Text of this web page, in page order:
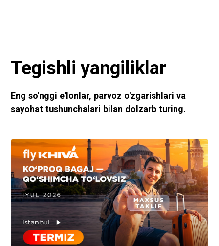
Tegishli yangiliklar
Eng so'nggi e'lonlar, parvoz o'zgarishlari va
sayohat tushunchalari bilan dolzarb turing.